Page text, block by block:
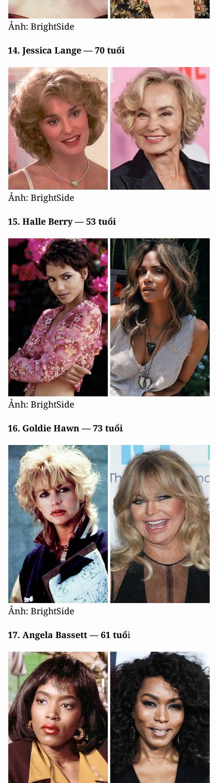
Ảnh: BrightSide
14. Jessica Lange — 70 tuổi
Ảnh: BrightSide
15. Halle Berry — 53 tuổi
Ảnh: BrightSide
16. Goldie Hawn — 73 tuổi
Ảnh: BrightSide
17. Angela Bassett — 61 tuổi